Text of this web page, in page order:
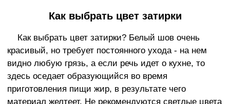
Как выбрать цвет затирки
Как выбрать цвет затирки? Белый шов очень
красивый, но требует постоянного ухода - на нем
видно любую грязь, а если речь идет о кухне, то
здесь оседает образующийся во время
приготовления пищи жир, в результате чего
материал желтеет. Не рекомендуются светлые цвета